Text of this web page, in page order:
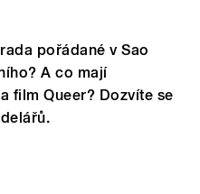
pořádané v Sao
A co mají
film Queer? Dozvíte se